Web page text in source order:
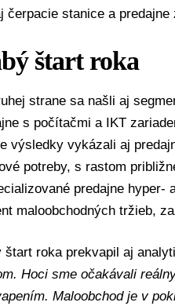
čerpacie stanice a
štart roka
strane sa našli aj
s počítačmi a IKT
výsledky vykázali aj
potreby, s rastom
predajne hyper-
maloobchodných tržieb,
štart roka prekvapil aj
Hoci sme očakávali
Maloobchod je v